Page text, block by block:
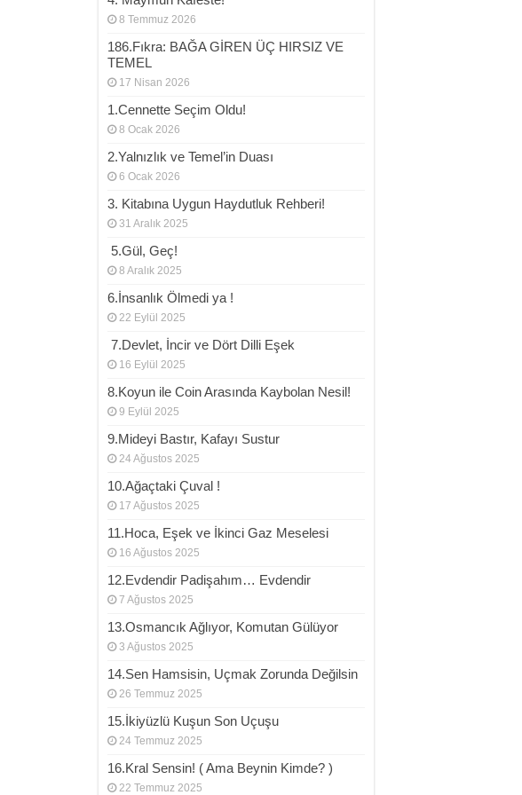
8 Temmuz 2026
186.Fıkra: BAĞA GİREN ÜÇ HIRSIZ VE
TEMEL
17 Nisan 2026
1.Cennette Seçim Oldu!
8 Ocak 2026
2.Yalnızlık ve Temel’in Duası
6 Ocak 2026
3. Kitabına Uygun Haydutluk Rehberi!
31 Aralık 2025
5.Gül, Geç!
8 Aralık 2025
6.İnsanlık Ölmedi ya !
22 Eylül 2025
7.Devlet, İncir ve Dört Dilli Eşek
16 Eylül 2025
8.Koyun ile Coin Arasında Kaybolan Nesil!
9 Eylül 2025
9.Mideyi Bastır, Kafayı Sustur
24 Ağustos 2025
10.Ağaçtaki Çuval !
17 Ağustos 2025
11.Hoca, Eşek ve İkinci Gaz Meselesi
16 Ağustos 2025
12.Evdendir Padişahım… Evdendir
7 Ağustos 2025
13.Osmancık Ağlıyor, Komutan Gülüyor
3 Ağustos 2025
14.Sen Hamsisin, Uçmak Zorunda Değilsin
26 Temmuz 2025
15.İkiyüzlü Kuşun Son Uçuşu
24 Temmuz 2025
16.Kral Sensin! ( Ama Beynin Kimde? )
22 Temmuz 2025